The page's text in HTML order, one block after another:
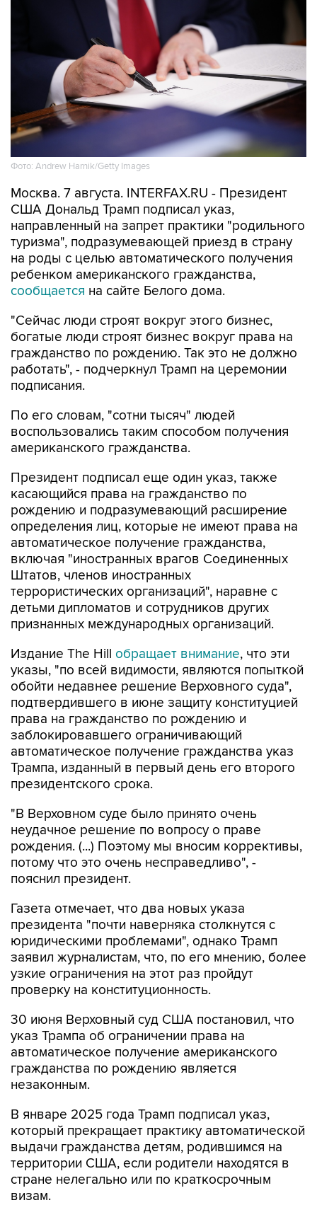
Фото: Andrew Harnik/Getty Images
Москва. 7 августа. INTERFAX.RU - Президент
США Дональд Трамп подписал указ,
направленный на запрет практики "родильного
туризма", подразумевающей приезд в страну
на роды с целью автоматического получения
ребенком американского гражданства,
сообщается на сайте Белого дома.
"Сейчас люди строят вокруг этого бизнес,
богатые люди строят бизнес вокруг права на
гражданство по рождению. Так это не должно
работать", - подчеркнул Трамп на церемонии
подписания.
По его словам, "сотни тысяч" людей
воспользовались таким способом получения
американского гражданства.
Президент подписал еще один указ, также
касающийся права на гражданство по
рождению и подразумевающий расширение
определения лиц, которые не имеют права на
автоматическое получение гражданства,
включая "иностранных врагов Соединенных
Штатов, членов иностранных
террористических организаций", наравне с
детьми дипломатов и сотрудников других
признанных международных организаций.
Издание The Hill обращает внимание, что эти
указы, "по всей видимости, являются попыткой
обойти недавнее решение Верховного суда",
подтвердившего в июне защиту конституцией
права на гражданство по рождению и
заблокировавшего ограничивающий
автоматическое получение гражданства указ
Трампа, изданный в первый день его второго
президентского срока.
"В Верховном суде было принято очень
неудачное решение по вопросу о праве
рождения. (...) Поэтому мы вносим коррективы,
потому что это очень несправедливо", -
пояснил президент.
Газета отмечает, что два новых указа
президента "почти наверняка столкнутся с
юридическими проблемами", однако Трамп
заявил журналистам, что, по его мнению, более
узкие ограничения на этот раз пройдут
проверку на конституционность.
30 июня Верховный суд США постановил, что
указ Трампа об ограничении права на
автоматическое получение американского
гражданства по рождению является
незаконным.
В январе 2025 года Трамп подписал указ,
который прекращает практику автоматической
выдачи гражданства детям, родившимся на
территории США, если родители находятся в
стране нелегально или по краткосрочным
визам.